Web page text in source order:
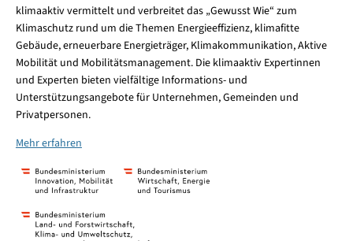
klimaaktiv vermittelt und verbreitet das „Gewusst Wie“ zum
Klimaschutz rund um die Themen Energieeffizienz, klimafitte
Gebäude, erneuerbare Energieträger, Klimakommunikation, Aktive
Mobilität und Mobilitätsmanagement. Die klimaaktiv Expertinnen
und Experten bieten vielfältige Informations- und
Unterstützungsangebote für Unternehmen, Gemeinden und
Privatpersonen.
Mehr erfahren